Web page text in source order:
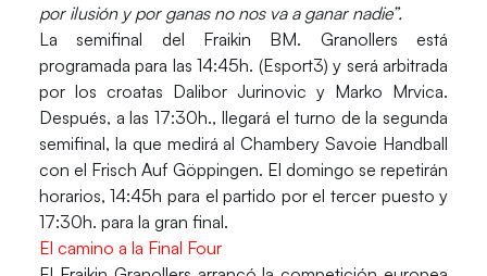
por ilusión y por ganas no nos va a ganar nadie”.
La semifinal del Fraikin BM. Granollersestá
programada para las 14:45h. (Esport3) y será arbitrada
por los croatas Dalibor Jurinovic y Marko Mrvica.
Después, a las 17:30h., llegará el turno de la segunda
semifinal, la que medirá al Chambery Savoie Handball
con el Frisch Auf Göppingen. El domingo se repetirán
horarios, 14:45h para el partido por el tercer puesto y
17:30h. para la gran final.
El camino a la Final Four